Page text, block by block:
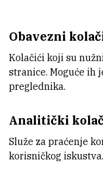
+385 99 243 3882
INTERNI BROJ
ORGANIZACIJSKA
Ured ravnatelja
ADRESA
Obavezni
Kolačići koji su
stranice. Moguće ih
preglednika.
Analitički
Služe za praćenje
korisničkog iskustva.